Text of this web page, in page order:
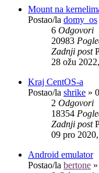
Mount na
Postao/la domy_os
6 Odgovori
20983
Zadnji post
28 ožu
Kraj CentOS-a
Postao/la shrike »
2 Odgovori
18354
Zadnji post
09 pro
Android emulator
Postao/la bertone »